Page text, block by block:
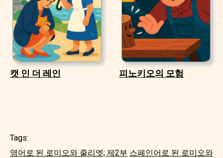
캣 인 더 레인 피노키오의 모험
Tags:
영어로 된 로미오와 줄리엣; 제2부 스페인어로 된 로미오와